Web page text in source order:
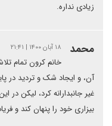
زیادی نداره.
محمد ۱۸ آبان ۱۴۰۰ | ۲۱:۴۱
خانم کرون تمام
آن، و ایجاد شک و تردید در
غیر جانبدارانه کرد، لیکن در
بیزاری خود را پنهان کند و